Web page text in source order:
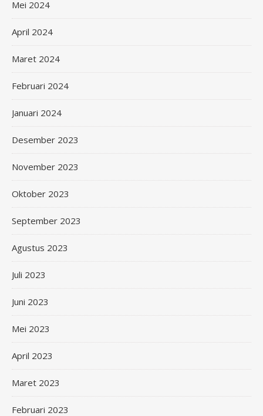
Mei 2024
April 2024
Maret 2024
Februari 2024
Januari 2024
Desember 2023
November 2023
Oktober 2023
September 2023
Agustus 2023
Juli 2023
Juni 2023
Mei 2023
April 2023
Maret 2023
Februari 2023